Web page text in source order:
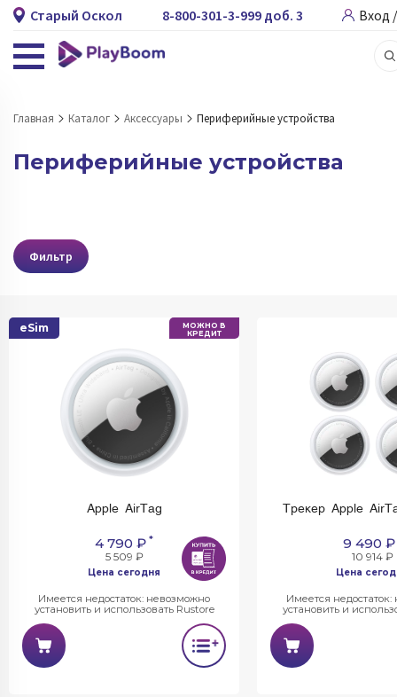
Старый Оскол 8-800-301-3-999 доб. 3 Вход
Главная Каталог Аксессуары Периферийные устройства
Периферийные устройства
Фильтр
eSim
МОЖНО В
КРЕДИТ
Apple AirTag
4 790 ₽ *
5 509 ₽
Цена сегодня
Имеется недостаток: невозможно
установить и использовать Rustore
Трекер Apple
9 490 ₽
10 914 ₽
Цена
Имеется
установить и